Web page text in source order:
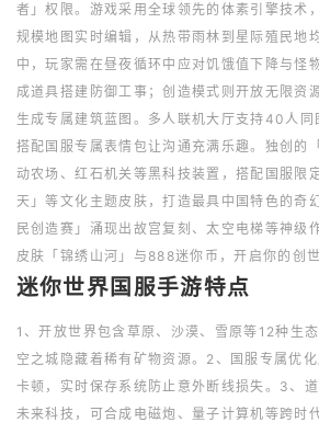
者」权限。游戏采用全球领先的体素引擎技
规模地图实时编辑，从热带雨林到星际殖民地
中，玩家需在昼夜循环中应对饥饿值下降与
成道具搭建防御工事；创造模式则开放无限资
生成专属建筑蓝图。多人联机大厅支持40人同
搭配国服专属表情包让沟通充满乐趣。独创的
动农场、红石机关等黑科技装置，搭配国服限
天」等文化主题皮肤，打造最具中国特色的奇
民创造赛」涌现出故宫复刻、太空电梯等神级
皮肤「锦绣山河」与888迷你币，开启你的创世
迷你世界国服手游特点
1、开放世界包含草原、沙漠、雪原等12种生
空之城隐藏着稀有矿物资源。2、国服专属优
卡顿，实时保存系统防止意外断线损失。3、
未来科技，可合成电磁炮、量子计算机等跨时